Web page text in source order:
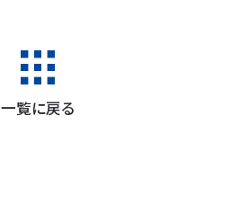
一覧に戻る